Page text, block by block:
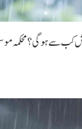
کب سے ہوگی؟ محکمہ